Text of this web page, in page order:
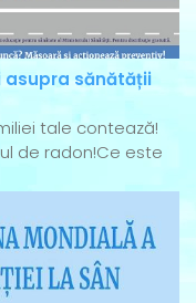
asupra sănătății
tale contează!
de radon!Ce este